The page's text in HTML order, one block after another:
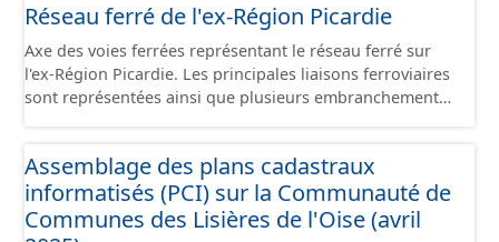
générales du chemin (longueur, largeur, etc.). - Secteurs :
les informations générales du chemin et données
relevées sur le terrain. - Éléments : les éléments naturels
relevés sur les chemins (bois, talus, bande enherbée,
etc.). - Observations : les observations relevées sur les
- Plantations : proposition de plantation de haies (haie
basse, haie mixte, etc.).
Réseau ferré de l'ex-Région Picardie
Axe des voies ferrées représentant le réseau ferré sur
l'ex-Région Picardie. Les principales liaisons ferroviaires
sont représentées ainsi que plusieurs embranchements
sont désaffectées mais sont toujours physiquement
présentes sur le terrain.
Assemblage des plans cadastraux
informatisés (PCI) sur la Communauté de
Communes des Lisières de l'Oise (avril